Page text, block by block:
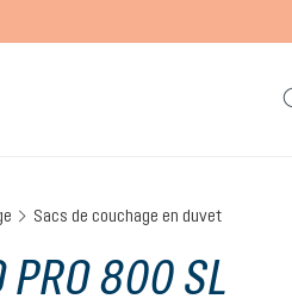
Sacs de couchage en duvet
PRO 800 SL